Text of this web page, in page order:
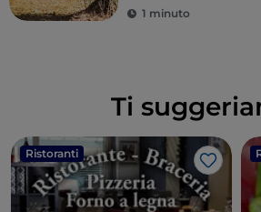
1 minuto
Ti
Ristoranti
Like